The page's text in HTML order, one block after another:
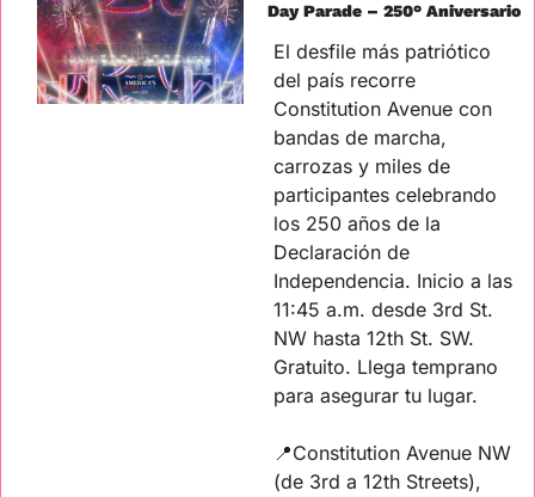
Day Parade – 250° Aniversario
El desfile más patriótico
del país recorre
Constitution Avenue con
bandas de marcha,
carrozas y miles de
participantes celebrando
los 250 años de la
Declaración de
Independencia. Inicio a las
11:45 a.m. desde 3rd St.
NW hasta 12th St. SW.
Gratuito. Llega temprano
para asegurar tu lugar.
📍Constitution Avenue NW
(de 3rd a 12th Streets),